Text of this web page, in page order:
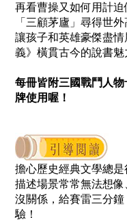
再看曹操又如何用計迫
「三顧茅廬」尋得世
讓孩子和英雄豪傑盡
義》橫貫古今的說書魅
每冊皆附三國戰鬥人
牌使用喔！
擔心歷史經典文學總
描述場景常常無法想
沒關係，給賽雷三分
驗！